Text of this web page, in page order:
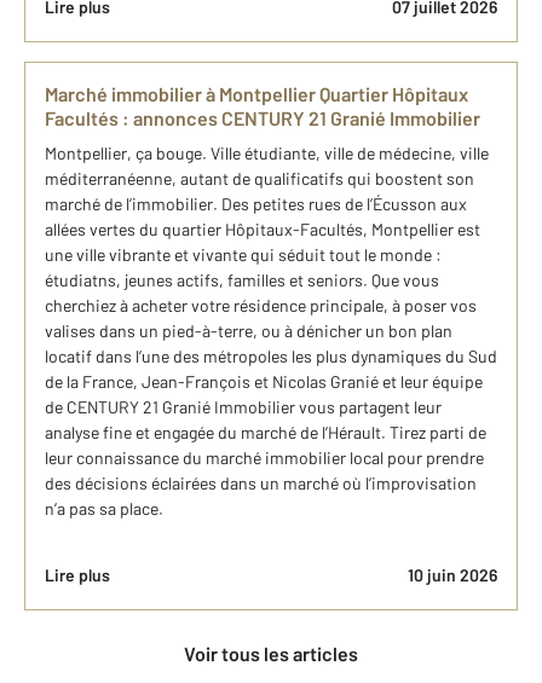
Lire plus 07 juillet 2026
Marché immobilier à Montpellier Quartier Hôpitaux
Facultés : annonces CENTURY 21 Granié Immobilier
Montpellier, ça bouge. Ville étudiante, ville de médecine, ville
méditerranéenne, autant de qualificatifs qui boostent son
marché de l’immobilier. Des petites rues de l’Écusson aux
allées vertes du quartier Hôpitaux-Facultés, Montpellier est
une ville vibrante et vivante qui séduit tout le monde :
étudiatns, jeunes actifs, familles et seniors. Que vous
cherchiez à acheter votre résidence principale, à poser vos
valises dans un pied-à-terre, ou à dénicher un bon plan
locatif dans l’une des métropoles les plus dynamiques du Sud
de la France, Jean-François et Nicolas Granié et leur équipe
de CENTURY 21 Granié Immobilier vous partagent leur
analyse fine et engagée du marché de l’Hérault. Tirez parti de
leur connaissance du marché immobilier local pour prendre
des décisions éclairées dans un marché où l’improvisation
n’a pas sa place.
Lire plus 10 juin 2026
Voir tous les articles